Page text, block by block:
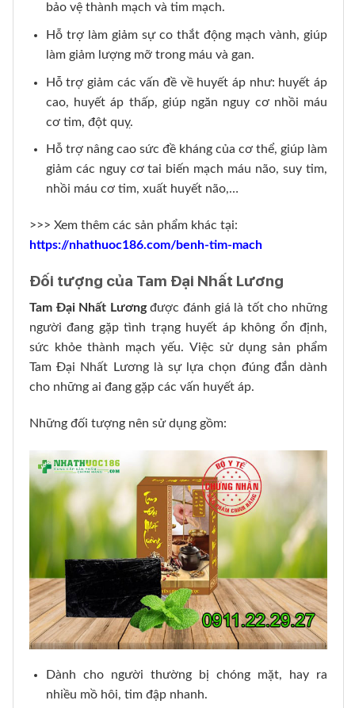
bảo vệ thành mạch và tim mạch.
Hỗ trợ làm giảm sự co thắt động mạch vành, giúp
làm giảm lượng mỡ trong máu và gan.
Hỗ trợ giảm các vấn đề về huyết áp như: huyết áp
cao, huyết áp thấp, giúp ngăn nguy cơ nhồi máu
cơ tim, đột quỵ.
Hỗ trợ nâng cao sức đề kháng của cơ thể, giúp làm
giảm các nguy cơ tai biến mạch máu não, suy tim,
nhồi máu cơ tim, xuất huyết não,…
>>> Xem thêm các sản phẩm khác tại:
https://nhathuoc186.com/benh-tim-mach
Đối tượng của Tam Đại Nhất Lương
Tam Đại Nhất Lươngđược đánh giá là tốt cho những
người đang gặp tình trạng huyết áp không ổn định,
sức khỏe thành mạch yếu. Việc sử dụng sản phẩm
Tam Đại Nhất Lương là sự lựa chọn đúng đắn dành
cho những ai đang gặp các vấn huyết áp.
Những đối tượng nên sử dụng gồm:
Dành cho người thường bị chóng mặt, hay ra
nhiều mồ hôi, tim đập nhanh.